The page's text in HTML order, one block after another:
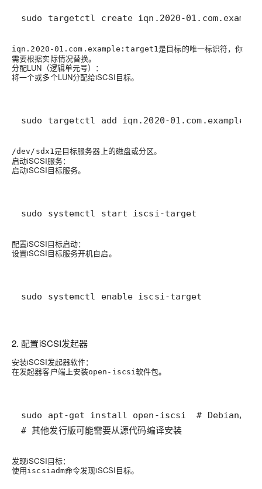
sudo targetctl create iqn.2020-
iqn.2020-01.com.example:target1是目标的唯一标识符，你
需要根据实际情况替换。
分配LUN（逻辑单元号） ：
将一个或多个LUN分配给iSCSI目标。
sudo targetctl add iqn.2020-
/dev/sdx1是目标服务器上的磁盘或分区。
启动iSCSI服务：
启动iSCSI目标服务。
sudo systemctl start iscsi-target
配置iSCSI目标启动：
设置iSCSI目标服务开机自启。
sudo systemctl enable iscsi-target
2. 配置iSCSI发起器
安装iSCSI发起器软件：
在发起器客户端上安装open-iscsi软件包。
# 其他发行版可能需要从源代码编译安装
发现iSCSI目标：
使用iscsiadm命令发现iSCSI目标。